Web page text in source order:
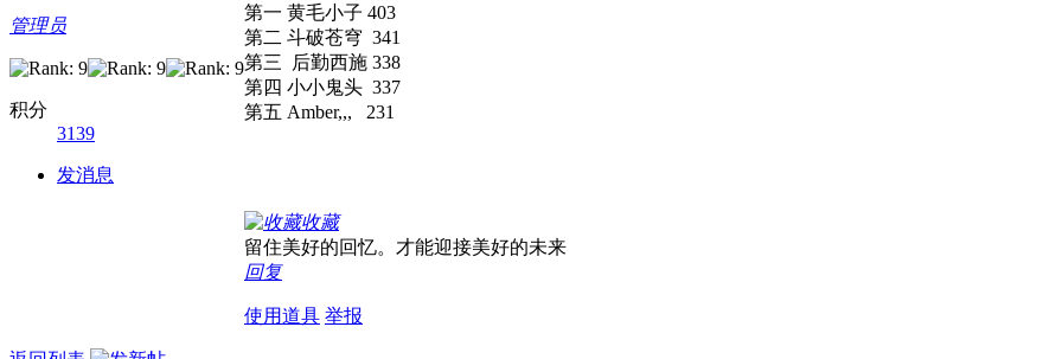
管理员
积分
3139
发消息
第一 黄毛小子 403
第二 斗破苍穹 341
第三 后勤西施 338
第四 小小鬼头 337
第五 Amber,,, 231
收藏
留住美好的回忆。才能迎接美好的未来
回复
使用道具 举报